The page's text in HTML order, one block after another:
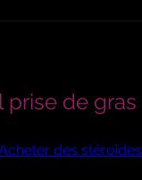
prise de gras
des stéroïdes